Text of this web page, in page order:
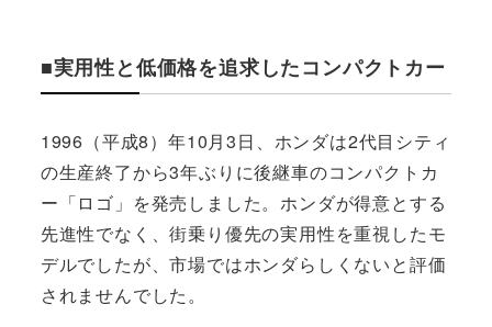
■実用性と低価格を追求したコンパクトカー
1996（平成8）年10月3日、ホンダは2代目シティ
の生産終了から3年ぶりに後継車のコンパクトカ
ー「ロゴ」を発売しました。ホンダが得意とする
先進性でなく、街乗り優先の実用性を重視したモ
デルでしたが、市場ではホンダらしくないと評価
されませんでした。